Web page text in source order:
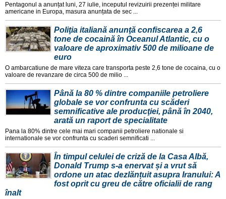
Pentagonul a anunțat luni, 27 iulie, inceputul revizuirii prezenței militare
americane in Europa, masura anunțata de sec ...
Poliţia italiană anunţă confiscarea a 2,6
tone de cocaină în Oceanul Atlantic, cu o
valoare de aproximativ 500 de milioane de
euro
O ambarcatiune de mare viteza care transporta peste 2,6 tone de cocaina, cu o
valoare de revanzare de circa 500 de milio ...
Până la 80 % dintre companiile petroliere
globale se vor confrunta cu scăderi
semnificative ale producţiei, până în 2040,
arată un raport de specialitate
Pana la 80% dintre cele mai mari companii petroliere nationale si
internationale se vor confrunta cu scaderi semnificati ...
În timpul celulei de criză de la Casa Albă,
Donald Trump s-a enervat și a vrut să
ordone un atac dezlănțuit asupra Iranului: A
fost oprit cu greu de către oficialii de rang
înalt